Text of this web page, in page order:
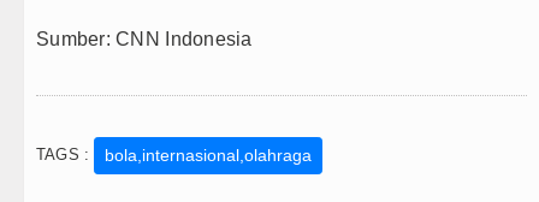
Sumber: CNN Indonesia
TAGS : bola,internasional,olahraga